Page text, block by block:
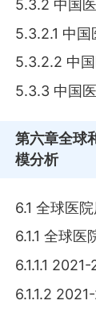
5.3.2 中国
5.3.2.1 中
5.3.2.2 中
5.3.3 中国
第六章全球
模分析
6.1 全球医
6.1.1 全球
6.1.1.1
6.1.1.2